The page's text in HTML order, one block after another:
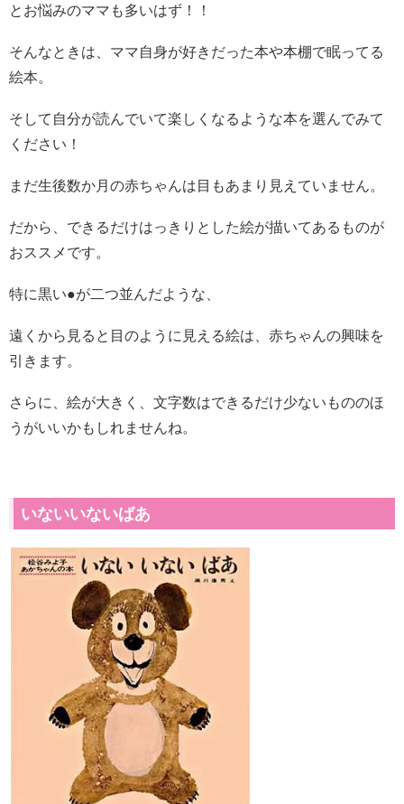
とお悩みのママも多いはず！！
そんなときは、ママ自身が好きだった本や本棚で眠ってる
絵本。
そして自分が読んでいて楽しくなるような本を選んでみて
ください！
まだ生後数か月の赤ちゃんは目もあまり見えていません。
だから、できるだけはっきりとした絵が描いてあるものが
おススメです。
特に黒い●が二つ並んだような、
遠くから見ると目のように見える絵は、赤ちゃんの興味を
引きます。
さらに、絵が大きく、文字数はできるだけ少ないもののほ
うがいいかもしれませんね。
いないいないばあ